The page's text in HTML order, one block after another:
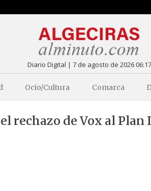
Diario Digital | 7 de agosto de 2026 06:17
Ocio/Cultura Comarca
rechazo de Vox al